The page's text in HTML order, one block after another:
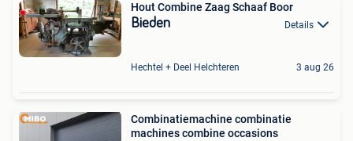
Hout Combine Zaag Schaaf Boor
Bieden Details
Hechtel + Deel Helchteren 3 aug 26
Combinatiemachine combinatie
machines combine occasions